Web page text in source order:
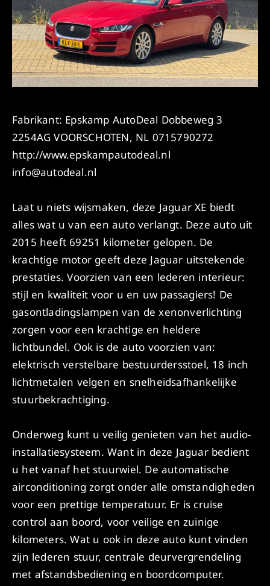
Fabrikant: Epskamp AutoDeal Dobbeweg 3
2254AG VOORSCHOTEN, NL 0715790272
http://www.epskampautodeal.nl
info@autodeal.nl
Laat u niets wijsmaken, deze Jaguar XE biedt
alles wat u van een auto verlangt. Deze auto uit
2015 heeft 69251 kilometer gelopen. De
krachtige motor geeft deze Jaguar uitstekende
prestaties. Voorzien van een lederen interieur:
stijl en kwaliteit voor u en uw passagiers! De
gasontladingslampen van de xenonverlichting
zorgen voor een krachtige en heldere
lichtbundel. Ook is de auto voorzien van:
elektrisch verstelbare bestuurdersstoel, 18 inch
lichtmetalen velgen en snelheidsafhankelijke
stuurbekrachtiging.
Onderweg kunt u veilig genieten van het audio-
installatiesysteem. Want in deze Jaguar bedient
u het vanaf het stuurwiel. De automatische
airconditioning zorgt onder alle omstandigheden
voor een prettige temperatuur. Er is cruise
control aan boord, voor veilige en zuinige
kilometers. Wat u ook in deze auto kunt vinden
zijn lederen stuur, centrale deurvergrendeling
met afstandsbediening en boordcomputer.